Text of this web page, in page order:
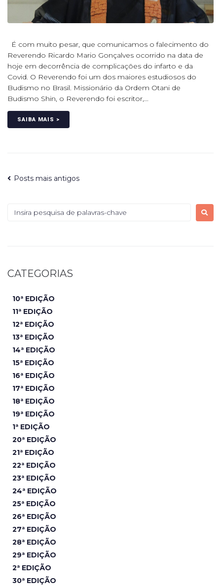
É com muito pesar, que comunicamos o falecimento do
Reverendo Ricardo Mario Gonçalves ocorrido na data de
hoje em decorrência de complicações do infarto e da
Covid. O Reverendo foi um dos maiores estudiosos do
Budismo no Brasil. Missionário da Ordem Otani de
Budismo Shin, o Reverendo foi escritor,...
SAIBA MAIS >
Posts mais antigos
CATEGORIAS
10ª EDIÇÃO
11ª EDIÇÃO
12ª EDIÇÃO
13ª EDIÇÃO
14ª EDIÇÃO
15ª EDIÇÃO
16ª EDIÇÃO
17ª EDIÇÃO
18ª EDIÇÃO
19ª EDIÇÃO
1ª EDIÇÃO
20ª EDIÇÃO
21ª EDIÇÃO
22ª EDIÇÃO
23ª EDIÇÃO
24ª EDIÇÃO
25ª EDIÇÃO
26ª EDIÇÃO
27ª EDIÇÃO
28ª EDIÇÃO
29ª EDIÇÃO
2ª EDIÇÃO
30ª EDIÇÃO